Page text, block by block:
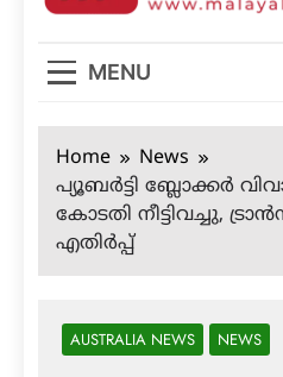
MENU
Home
News
പ്യൂബര്‍ട്ടി ബ്ലോക്കര്‍
കോടതി നീട്ടിവച്ചു,
എതിര്‍പ്പ്
AUSTRALIA NEWS NEWS